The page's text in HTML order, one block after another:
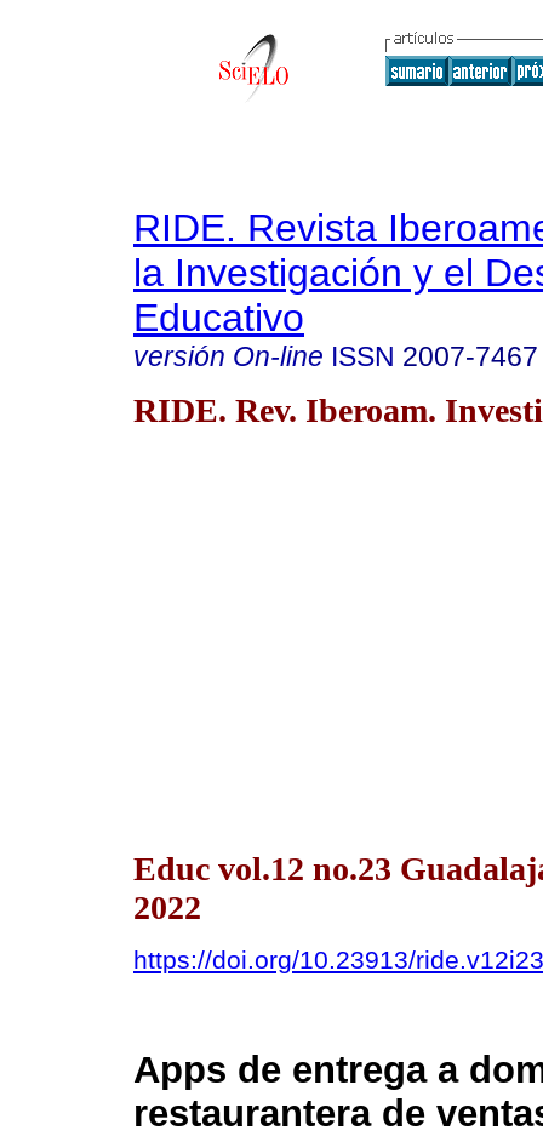
RIDE. Revista
la Investigación y el
Educativo
versión On-line ISSN 2007-7467
RIDE. Rev. Iberoam.
Educ vol.12 no.23
2022
https://doi.org/10.23913/
Apps de entrega a
restaurantera de